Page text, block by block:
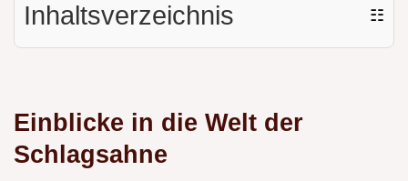
Inhaltsverzeichnis ☷
Einblicke in die Welt der
Schlagsahne